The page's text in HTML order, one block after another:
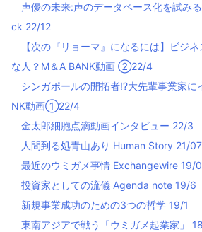
声優の未来:声のデータベース化を試み
ck 22/12
【次の『リョーマ』になるには】ビジ
な人？M＆A BANK動画 ②22/4
シンガポールの開拓者!?大先輩事業家に
NK動画①22/4
金太郎細胞点滴動画インタビュー 22/3
人間到る処青山あり Human Story 21/07
最近のウミガメ事情 Exchangewire 19/
投資家としての流儀 Agenda note 19/6
新規事業成功のための3つの哲学 19/1
東南アジアで戦う「ウミガメ起業家」